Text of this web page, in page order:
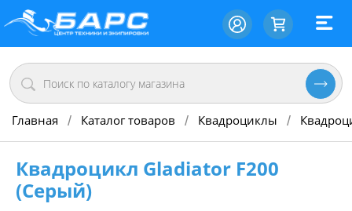
Главная / Каталог товаров / Квадроциклы /
Квадроцикл Gladiator F200
(Серый)